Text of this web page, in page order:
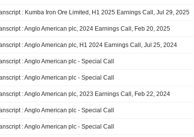
: Kumba Iron Ore Limited, H1 2025 Earnings Call, Jul 29, 2025
: Anglo American plc, 2024 Earnings Call, Feb 20, 2025
: Anglo American plc, H1 2024 Earnings Call, Jul 25, 2024
: Anglo American plc - Special Call
: Anglo American plc - Special Call
: Anglo American plc, 2023 Earnings Call, Feb 22, 2024
: Anglo American plc - Special Call
: Anglo American plc - Special Call